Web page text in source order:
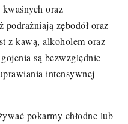
oraz
zębodół oraz
z kawą, alkoholem oraz
są bezwzględnie
intensywnej
pokarmy chłodne lub